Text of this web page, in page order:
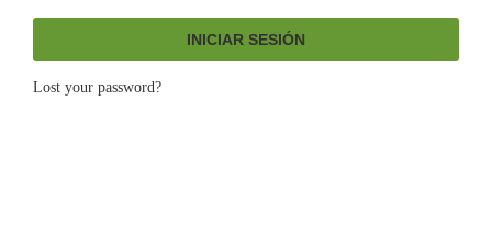
INICIAR SESIÓN
Lost your password?